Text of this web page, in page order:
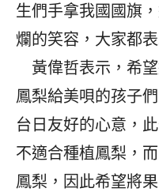
生們手拿我國國旗
爛的笑容，大家都
黃偉哲表示，希
鳳梨給美唄的孩子
台日友好的心意，
不適合種植鳳梨，
鳳梨，因此希望將